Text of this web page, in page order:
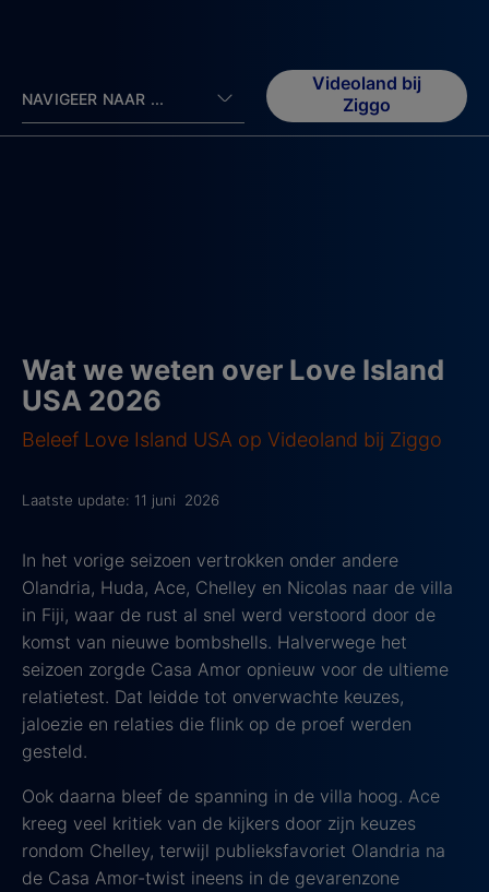
NAVIGEER NAAR ...
Videoland bij
Ziggo
Wat we weten over Love Island
USA 2026
Beleef Love Island USA op Videoland bij Ziggo
Laatste update: 11 juni 2026
In het vorige seizoen vertrokken onder andere
Olandria, Huda, Ace, Chelley en Nicolas naar de villa
in Fiji, waar de rust al snel werd verstoord door de
komst van nieuwe bombshells. Halverwege het
seizoen zorgde Casa Amor opnieuw voor de ultieme
relatietest. Dat leidde tot onverwachte keuzes,
jaloezie en relaties die flink op de proef werden
gesteld.
Ook daarna bleef de spanning in de villa hoog. Ace
kreeg veel kritiek van de kijkers door zijn keuzes
rondom Chelley, terwijl publieksfavoriet Olandria na
de Casa Amor-twist ineens in de gevarenzone